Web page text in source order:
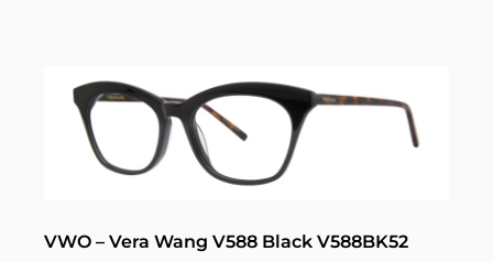
VWO – Vera Wang V588 Black V588BK52